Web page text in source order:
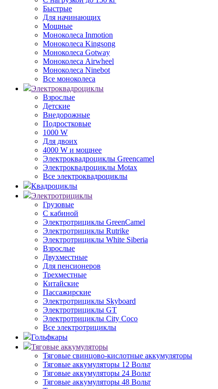
Быстрые
Для начинающих
Мощные
Моноколеса Inmotion
Моноколеса Kingsong
Моноколеса Gotway
Моноколеса Airwheel
Моноколеса Ninebot
Все моноколеса
Электроквадроциклы
Взрослые
Детские
Внедорожные
Подростковые
1000 W
Для двоих
4000 W и мощнее
Электроквадроциклы Greencamel
Электроквадроциклы Motax
Все электроквадроциклы
Квадроциклы
Электротрициклы
Грузовые
С кабиной
Электротрициклы GreenCamel
Электротрициклы Rutrike
Электротрициклы White Siberia
Взрослые
Двухместные
Для пенсионеров
Трехместные
Китайские
Пассажирские
Электротрициклы Skyboard
Электротрициклы GT
Электротрициклы City Coco
Все электротрициклы
Гольфкары
Тяговые аккумуляторы
Тяговые свинцово-кислотные аккумуляторы
Тяговые аккумуляторы 12 Вольт
Тяговые аккумуляторы 24 Вольт
Тяговые аккумуляторы 48 Вольт